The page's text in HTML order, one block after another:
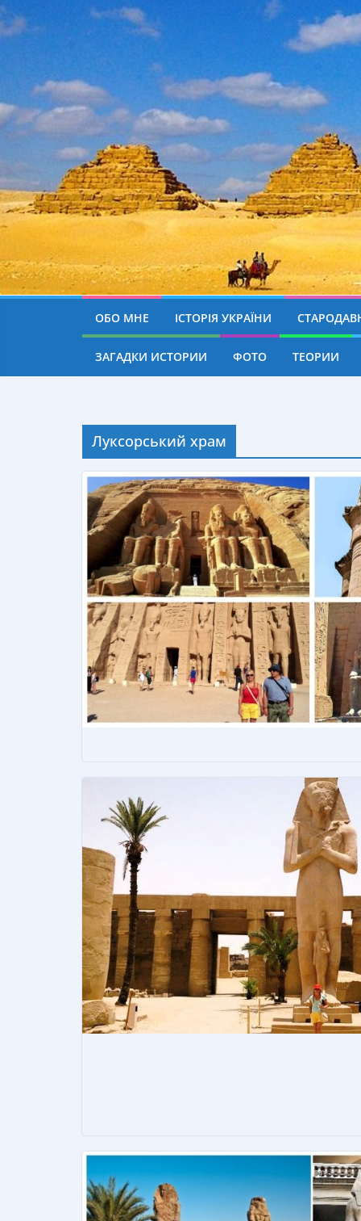
ОБО МНЕ ІСТОРІЯ УКРАЇНИ
ЗАГАДКИ ИСТОРИИ ФОТО ТЕОРИИ
Луксорський храм